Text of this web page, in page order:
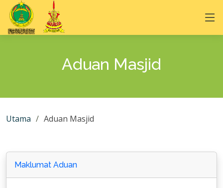
Aduan Masjid
Utama Aduan Masjid
Maklumat Aduan